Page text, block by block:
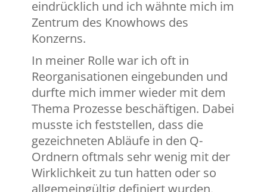
eindrücklich und ich wähnte mich im
Zentrum des Knowhows des
Konzerns.
In meiner Rolle war ich oft in
Reorganisationen eingebunden und
durfte mich immer wieder mit dem
Thema Prozesse beschäftigen. Dabei
musste ich feststellen, dass die
gezeichneten Abläufe in den Q-
Ordnern oftmals sehr wenig mit der
Wirklichkeit zu tun hatten oder so
allgemeingültig definiert wurden,